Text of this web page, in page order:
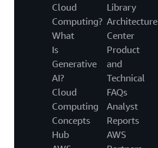
Cloud
Computing?
What
Is
Generative
AI?
Cloud
Computing
Concepts
Hub
Library
Architecture
Center
Product
and
Technical
FAQs
Analyst
Reports
AWS